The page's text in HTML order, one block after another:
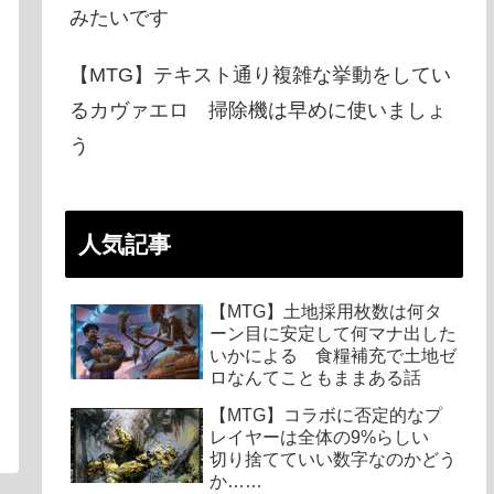
みたいです
【MTG】テキスト通り複雑な挙動をしてい
るカヴァエロ 掃除機は早めに使いましょ
う
人気記事
【MTG】土地採用枚数は何タ
ーン目に安定して何マナ出した
いかによる 食糧補充で土地ゼ
ロなんてこともままある話
【MTG】コラボに否定的なプ
レイヤーは全体の9%らしい
切り捨てていい数字なのかどう
か……